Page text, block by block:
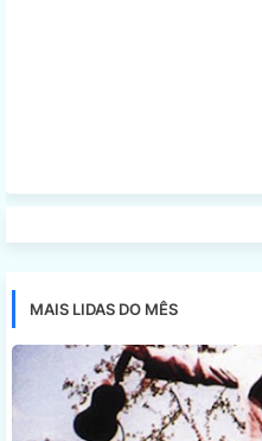
MAIS LIDAS DO MÊS